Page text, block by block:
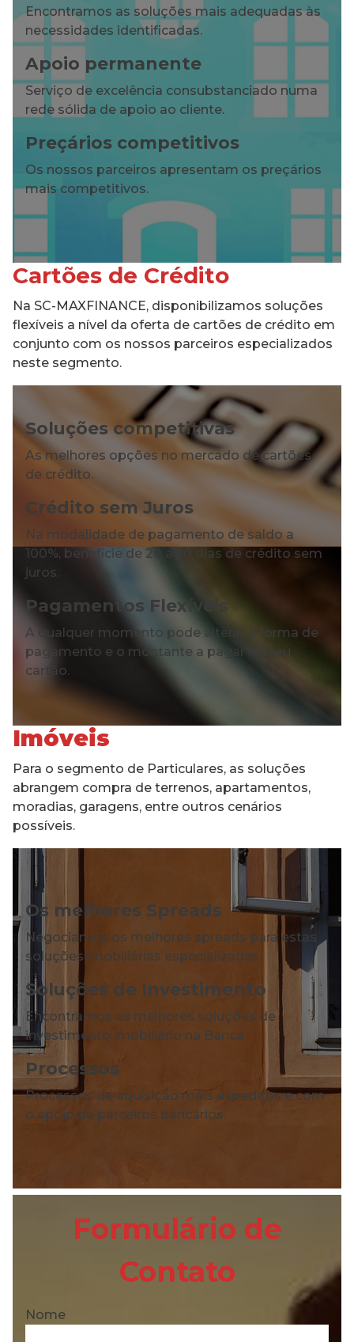
Encontramos as soluções mais adequadas às
necessidades identificadas.
Apoio permanente
Serviço de excelência consubstanciado numa
rede sólida de apoio ao cliente.
Preçários competitivos
Os nossos parceiros apresentam os preçários
mais competitivos.
Cartões de Crédito
Na SC-MAXFINANCE, disponibilizamos soluções
flexíveis a nível da oferta de cartões de crédito em
conjunto com os nossos parceiros especializados
neste segmento.
Soluções competitivas
As melhores opções no mercado de cartões
de crédito.
Crédito sem Juros
Na modalidade de pagamento de saldo a
100%, beneficie de 20 a 50 dias de crédito sem
juros.
Pagamentos Flexíveis
A qualquer momento pode alterar a forma de
pagamento e o montante a pagar no seu
cartão.
Imóveis
Para o segmento de Particulares, as soluções
abrangem compra de terrenos, apartamentos,
moradias, garagens, entre outros cenários
possíveis.
Os melhores Spreads
Negociamos os melhores spreads para estas
soluções imobiliárias especializadas.
Soluções de Investimento
Encontramos as melhores soluções de
investimento imobiliário na Banca.
Processos
Processos de aquisição mais expeditos e com
o apoio de parceiros bancários.
Formulário de
Contato
Nome